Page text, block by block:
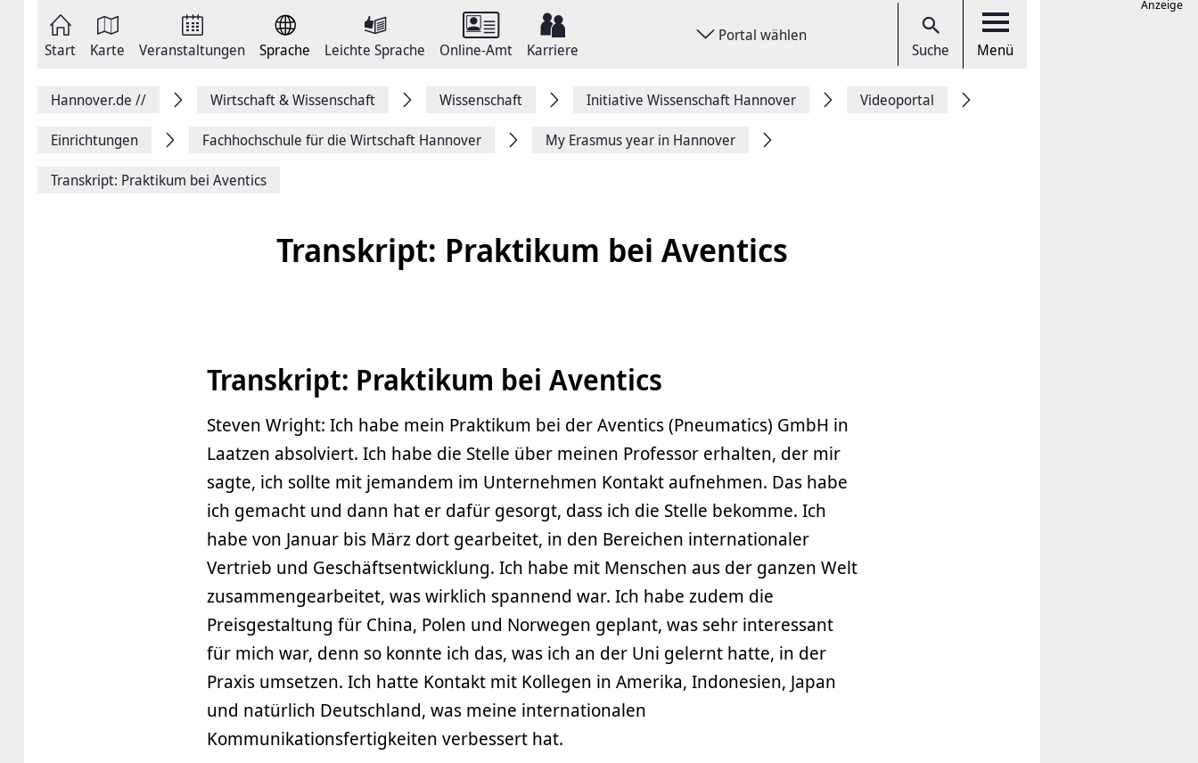
springen
Start Karte Veranstaltungen Sprache Leichte Sprache Online-Amt Karriere
Portal wählen
Suche Menü
FacebookHannover.de // Wirtschaft & Wissenschaft Wissenschaft Initiative Wissenschaft Hannover Videoportal
Einrichtungen Fachhochschule ­für die Wirtschaft Hannover My Erasmus year in Hannover
Transkript: Praktikum bei Aventics
Transkript: Praktikum bei Aventics
Transkript: Praktikum bei Aventics
Steven Wright: Ich habe mein Praktikum bei der Aventics (Pneumatics) GmbH in
Laatzen absolviert. Ich habe die Stelle über meinen Professor erhalten, der mir
sagte, ich sollte mit jemandem im Unternehmen Kontakt aufnehmen. Das habe
ich gemacht und dann hat er dafür gesorgt, dass ich die Stelle bekomme. Ich
habe von Januar bis März dort gearbeitet, in den Bereichen internationaler
Vertrieb und Geschäftsentwicklung. Ich habe mit Menschen aus der ganzen Welt
zusammengearbeitet, was wirklich spannend war. Ich habe zudem die
Preisgestaltung für China, Polen und Norwegen geplant, was sehr interessant
für mich war, denn so konnte ich das, was ich an der Uni gelernt hatte, in der
Praxis umsetzen. Ich hatte Kontakt mit Kollegen in Amerika, Indonesien, Japan
und natürlich Deutschland, was meine internationalen
Kommunikationsfertigkeiten verbessert hat.
Anzeige